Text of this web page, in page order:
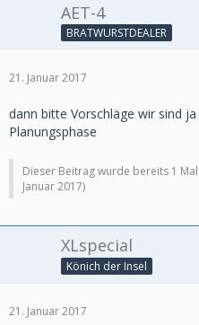
AET-4
BRATWURSTDEALER
21. Januar 2017
dann bitte Vorschläge wir sind
Planungsphase
Dieser Beitrag wurde bereits 1
Januar 2017)
XLspecial
Könich der Insel
21. Januar 2017